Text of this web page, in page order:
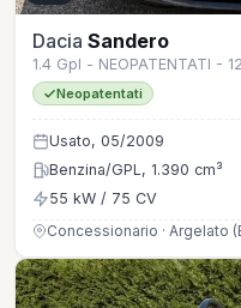
Dacia Sandero
1.4 Gpl - NEOPATENTATI -
Neopatentati
Usato, 05/2009
Benzina/GPL, 1.390 cm³
55 kW / 75 CV
Concessionario · Argelato